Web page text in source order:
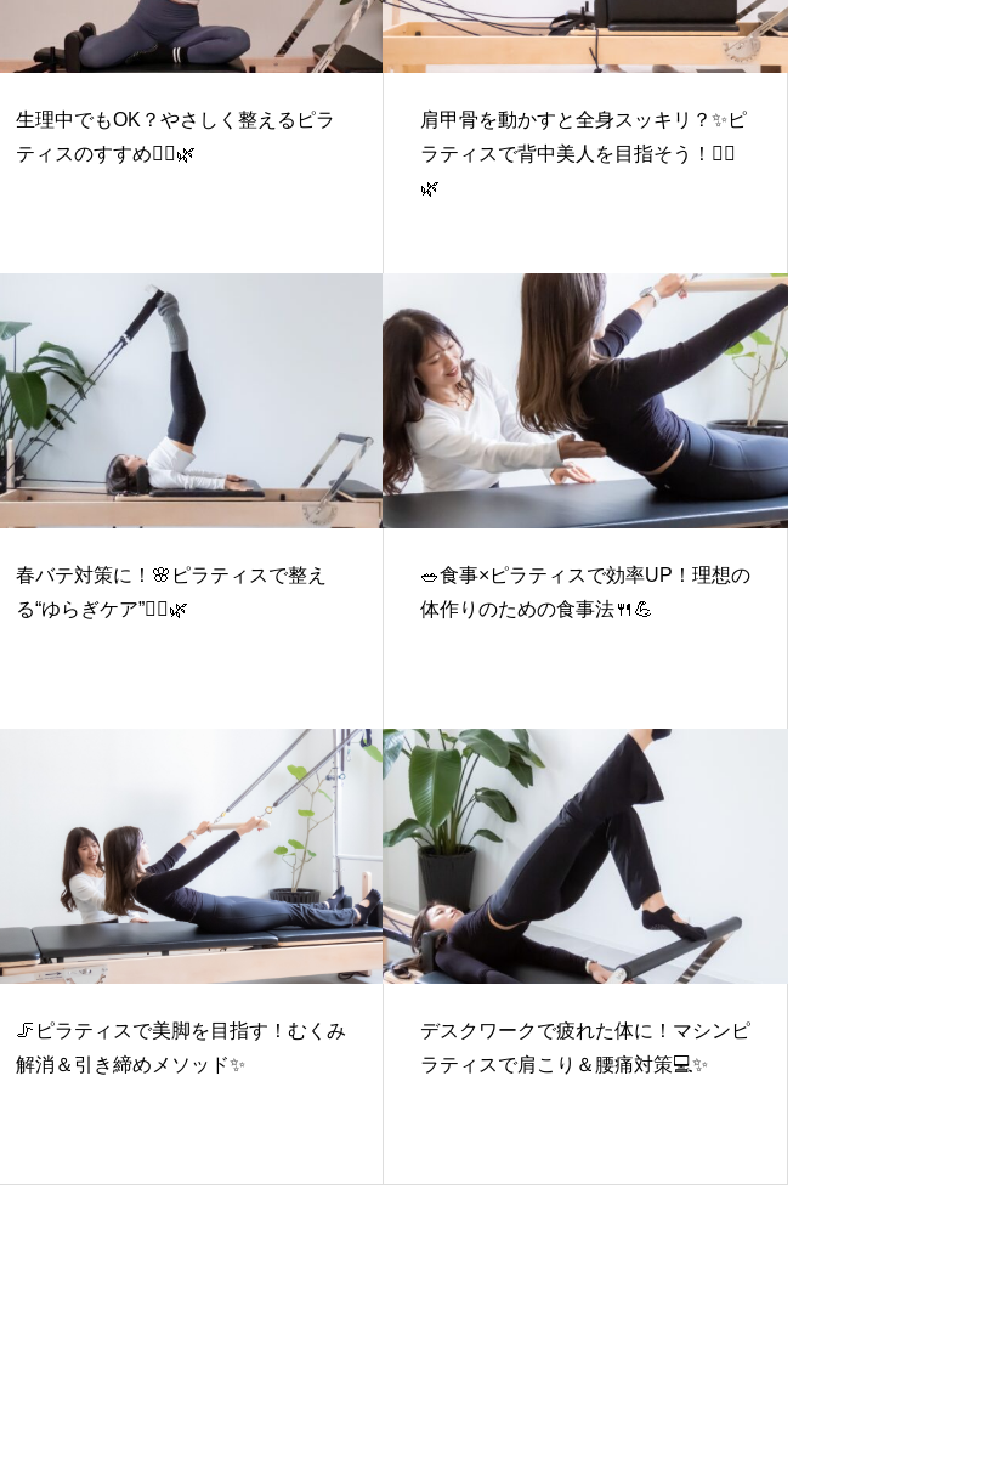
生理中でもOK？やさしく整えるピラ
ティスのすすめ🧘‍♀️🌿
肩甲骨を動かすと全身スッキリ？✨ピ
ラティスで背中美人を目指そう！🧘‍♀️
🌿
春バテ対策に！🌸ピラティスで整え
る“ゆらぎケア”🧘‍♀️🌿
🥗食事×ピラティスで効率UP！理想の
体作りのための食事法🍴💪
🦵ピラティスで美脚を目指す！むくみ
解消＆引き締めメソッド✨
デスクワークで疲れた体に！マシンピ
ラティスで肩こり＆腰痛対策💻✨